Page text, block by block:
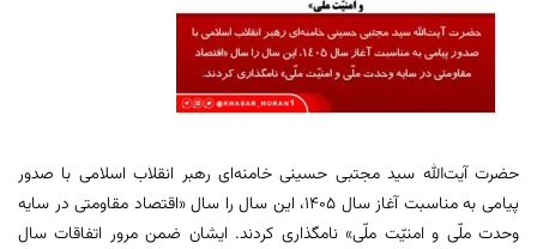
حضرت آیت‌الله سید مجتبی حسینی خامنه‌ای رهبر انقلاب اسلامی با صدور
پیامی به مناسبت آغاز سال ۱۴۰۵، این سال را سال «اقتصاد مقاومتی در سایه
وحدت ملّی و امنیّت ملّی» نامگذاری کردند. ایشان ضمن مرور اتفاقات سال